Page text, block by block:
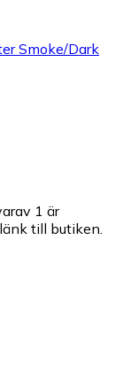
Smoke/Dark
1 är
till butiken.